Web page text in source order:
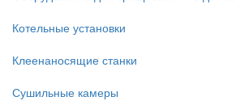
Котельные установки
Клеенаносящие станки
Сушильные камеры